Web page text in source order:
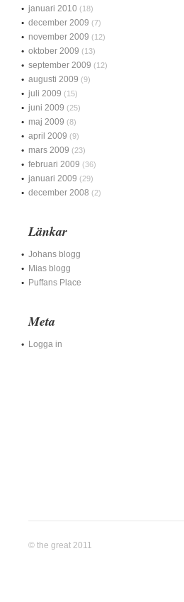
januari 2010 (18)
december 2009 (7)
november 2009 (12)
oktober 2009 (13)
september 2009 (12)
augusti 2009 (9)
juli 2009 (15)
juni 2009 (25)
maj 2009 (8)
april 2009 (9)
mars 2009 (23)
februari 2009 (36)
januari 2009 (29)
december 2008 (2)
Länkar
Johans blogg
Mias blogg
Puffans Place
Meta
Logga in
© the great 2011